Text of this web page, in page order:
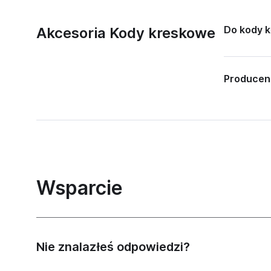
Akcesoria Kody kreskowe Do kody
Wsparcie
Nie znalazłeś odpowiedzi?